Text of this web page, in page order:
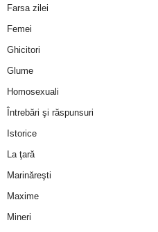
Farsa zilei
Femei
Ghicitori
Glume
Homosexuali
Întrebări şi răspunsuri
Istorice
La ţară
Marinăreşti
Maxime
Mineri